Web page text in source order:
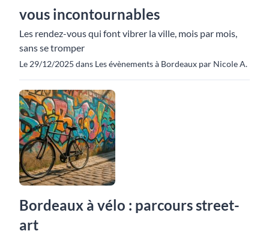
vous incontournables
Les rendez-vous qui font vibrer la ville, mois par mois,
sans se tromper
Le 29/12/2025 dans Les évènements à Bordeaux par Nicole A.
Bordeaux à vélo : parcours street-
art